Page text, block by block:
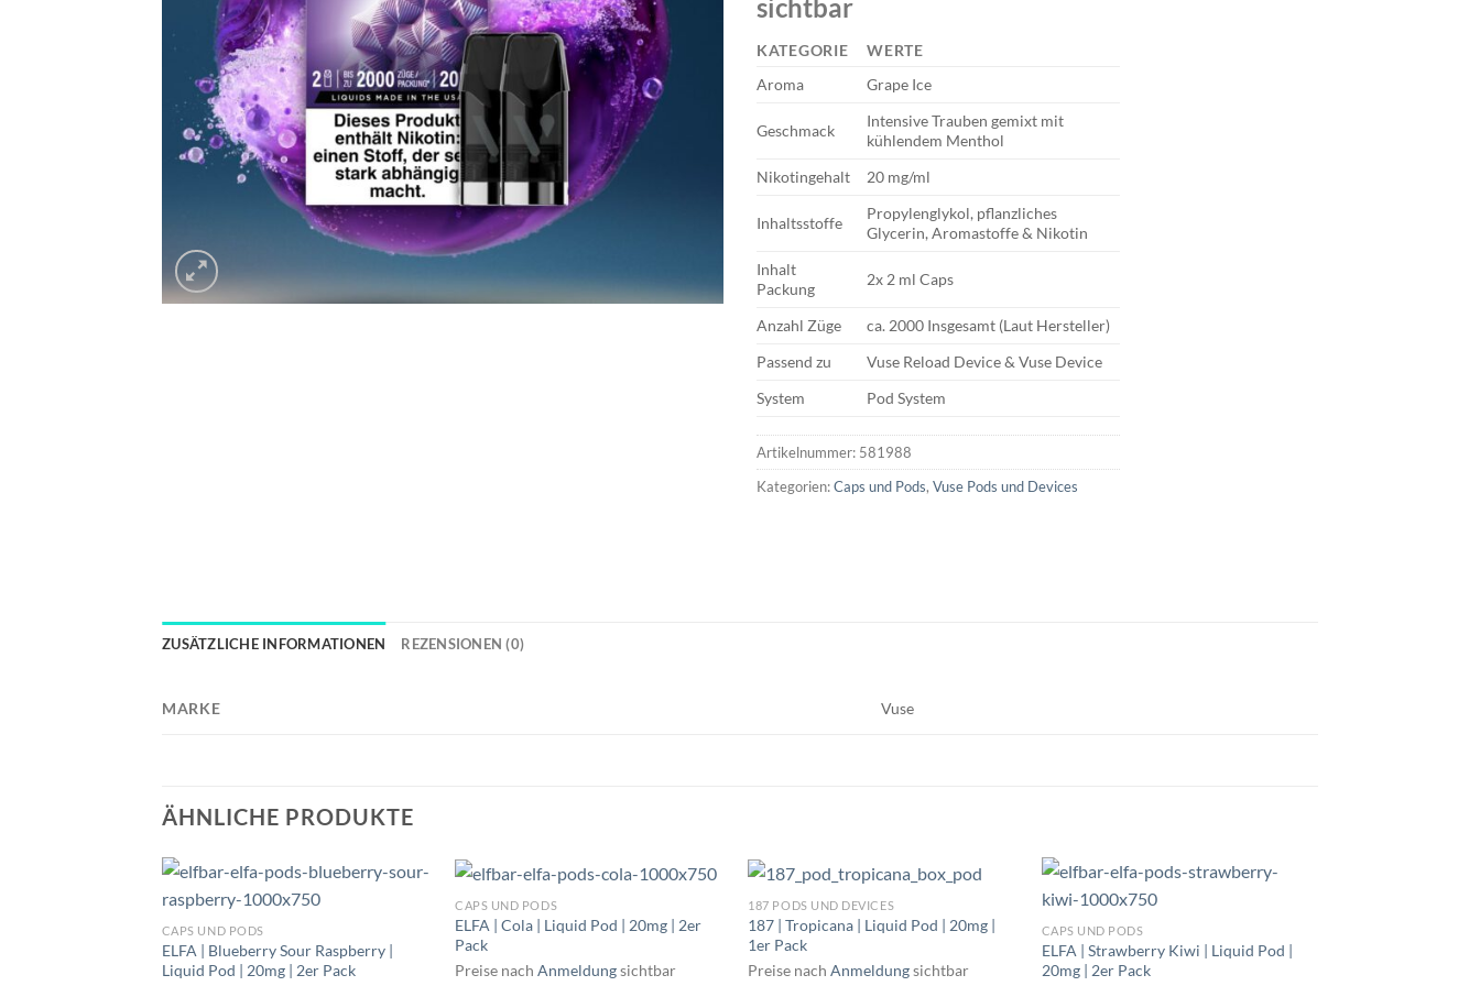
sichtbar
KATEGORIE
WERTE
Aroma
Grape Ice
Geschmack
Intensive Trauben gemixt mit
kühlendem Menthol
Nikotingehalt
20 mg/ml
Inhaltsstoffe
Propylenglykol, pflanzliches
Glycerin, Aromastoffe & Nikotin
Inhalt
Packung
2x 2 ml Caps
Anzahl Züge
ca. 2000 Insgesamt (Laut Hersteller)
Passend zu
Vuse Reload Device & Vuse Device
System
Pod System
Artikelnummer: 581988
Kategorien:Caps und Pods, Vuse Pods und Devices
ZUSÄTZLICHE INFORMATIONEN REZENSIONEN (0)
MARKE Vuse
ÄHNLICHE PRODUKTE
CAPS UND PODS
ELFA | Blueberry Sour Raspberry |
Liquid Pod | 20mg | 2er Pack
CAPS UND PODS
ELFA | Cola | Liquid Pod | 20mg | 2er
Pack
Preise nachAnmeldungsichtbar
187 PODS UND DEVICES
187 | Tropicana | Liquid Pod | 20mg |
1er Pack
Preise nachAnmeldungsichtbar
CAPS UND PODS
ELFA | Strawberry Kiwi | Liquid Pod |
20mg | 2er Pack